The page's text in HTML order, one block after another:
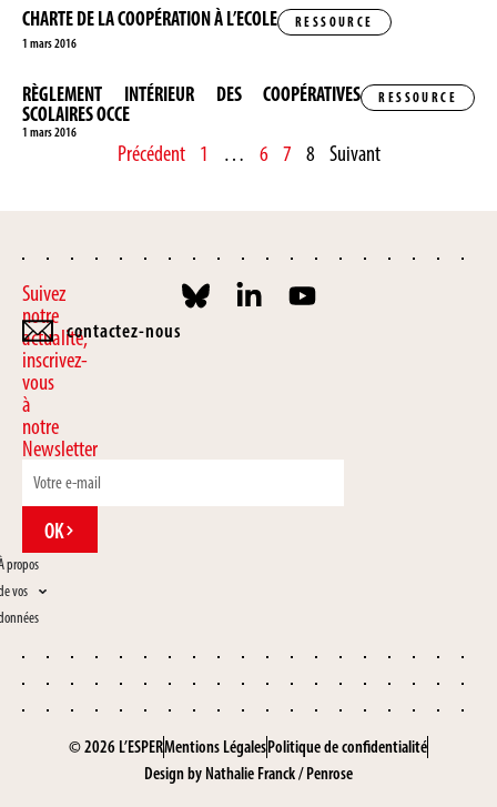
CHARTE DE LA COOPÉRATION À L’ECOLE
RESSOURCE
1 mars 2016
RÈGLEMENT INTÉRIEUR DES COOPÉRATIVES
SCOLAIRES OCCE
RESSOURCE
1 mars 2016
Précédent 1 … 6 7 8 Suivant
Suivez
notre
actualité,
inscrivez-
vous
à
notre
Newsletter
OK
propos
vos
contactez-nous
© 2026 L’ESPERMentions LégalesPolitique de confidentialité
Design by Nathalie Franck/Penrose